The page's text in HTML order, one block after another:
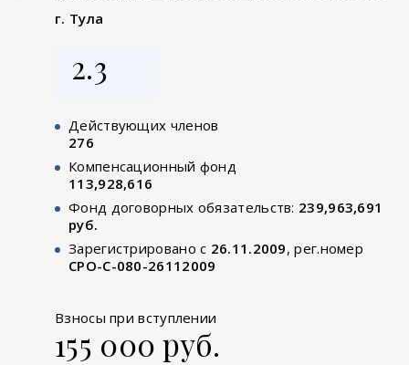
г. Тула
2.3
Действующих членов
276
Компенсационный фонд
113,928,616
Фонд договорных обязательств: 239,963,691
руб.
Зарегистрировано с 26.11.2009, рег.номер
СРО-С-080-26112009
Взносы при вступлении
155 000 руб.